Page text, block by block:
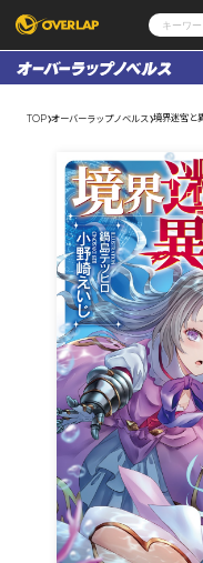
コミックガルド
コミッククリエ
その他
コミックエッセイ
ポケットモンスター
アニメ
ゲーム
企業
会社概要
採用情報
アクセス
オーバーラップホールデ
オ
オ
TOP オーバーラップノベルス 境界迷宮と